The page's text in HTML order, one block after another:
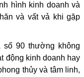
hình kinh doanh và
và vất vả khi gặp
90 thường không
động kinh doanh hay
thủy và tâm linh,